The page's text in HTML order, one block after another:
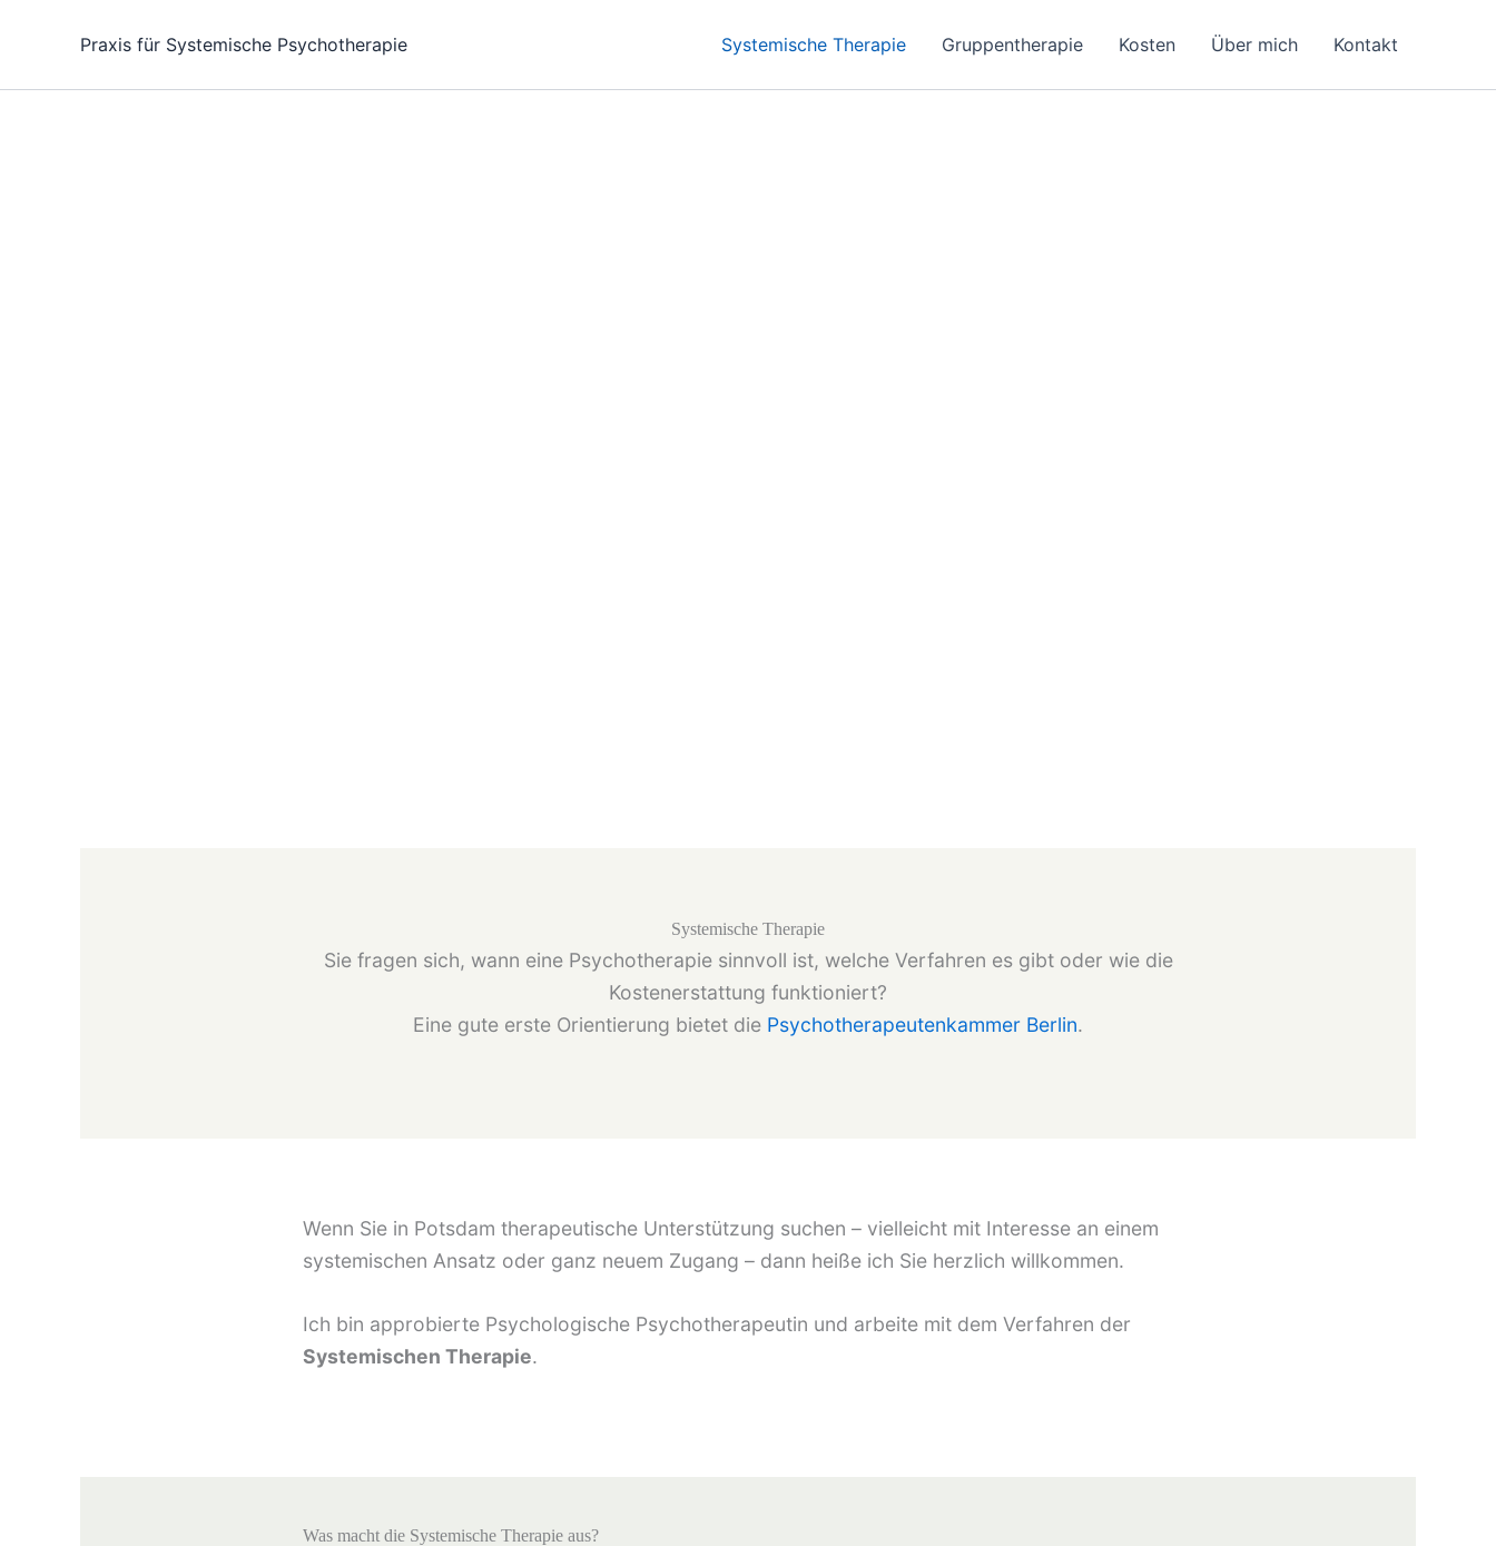
Praxis für Systemische Psychotherapie Systemische Therapie Gruppentherapie Kosten Über mich Kontakt
Systemische Therapie
Sie fragen sich, wann eine Psychotherapie sinnvoll ist, welche Verfahren es gibt oder wie die
Kostenerstattung funktioniert?
Eine gute erste Orientierung bietet die Psychotherapeutenkammer Berlin.
Wenn Sie in Potsdam therapeutische Unterstützung suchen – vielleicht mit Interesse an einem
systemischen Ansatz oder ganz neuem Zugang – dann heiße ich Sie herzlich willkommen.
Ich bin approbierte Psychologische Psychotherapeutin und arbeite mit dem Verfahren der
Systemischen Therapie.
Was macht die Systemische Therapie aus?